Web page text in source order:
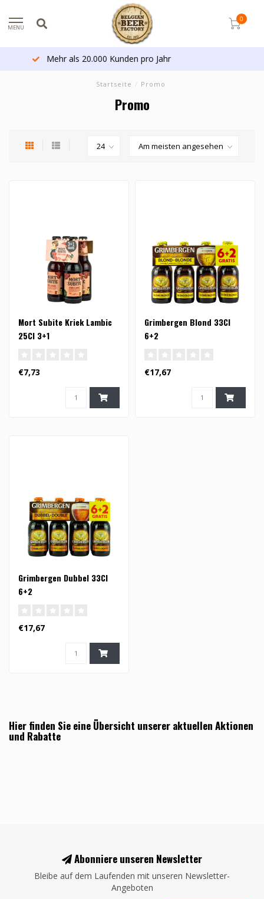
MENU
0
Heute bestellt - morgen versandt (Belgien)*
Startseite / Promo
Promo
Mort Subite Kriek Lambic
25Cl 3+1
€7,73
Grimbergen Blond 33Cl
6+2
€17,67
Grimbergen Dubbel 33Cl
6+2
€17,67
Hier finden Sie eine Übersicht unserer aktuellen Aktionen
und Rabatte
Abonniere unseren Newsletter
Bleibe auf dem Laufenden mit unseren Newsletter-
Angeboten